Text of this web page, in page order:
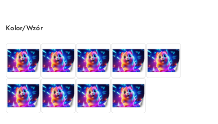
Wariant
Kolor/Wzór